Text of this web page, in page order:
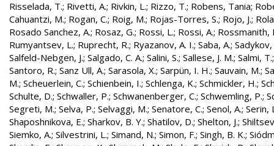
Risselada, T.; Rivetti, A.; Rivkin, L.; Rizzo, T.; Robens, Tania;
Cahuantzi, M.; Rogan, C.; Roig, M.; Rojas-Torres, S.; Rojo, J.;
Rosado Sanchez, A.; Rosaz, G.; Rossi, L.; Rossi, A.; Rossmanith,
Rumyantsev, L.; Ruprecht, R.; Ryazanov, A. I.; Saba, A.; Sadykov,
Salfeld-Nebgen, J.; Salgado, C. A.; Salini, S.; Sallese, J. M.; Salmi, T.
Santoro, R.; Sanz Ull, A.; Sarasola, X.; Sarpün, I. H.; Sauvain, M.;
M.; Scheuerlein, C.; Schienbein, I.; Schlenga, K.; Schmickler, H.;
Schulte, D.; Schwaller, P.; Schwanenberger, C.; Schwemling, P.;
Segreti, M.; Selva, P.; Selvaggi, M.; Senatore, C.; Senol, A.; Serin,
Shaposhnikova, E.; Sharkov, B. Y.; Shatilov, D.; Shelton, J.;
Siemko, A.; Silvestrini, L.; Simand, N.; Simon, F.; Singh, B. K.;